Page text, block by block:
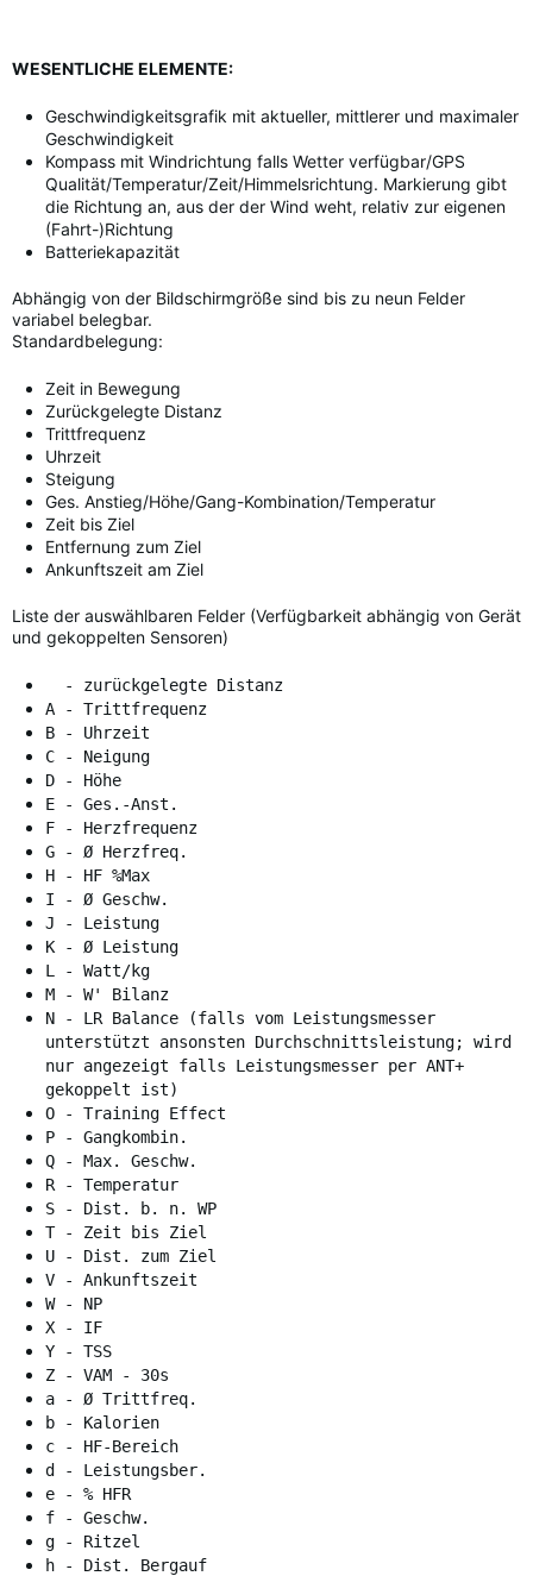
WESENTLICHE ELEMENTE:
Geschwindigkeitsgrafik mit aktueller, mittlerer und maximaler
Geschwindigkeit
Kompass mit Windrichtung falls Wetter verfügbar/GPS
Qualität/Temperatur/Zeit/Himmelsrichtung. Markierung gibt
die Richtung an, aus der der Wind weht, relativ zur eigenen
(Fahrt-)Richtung
Batteriekapazität
Abhängig von der Bildschirmgröße sind bis zu neun Felder
variabel belegbar.
Standardbelegung:
Zeit in Bewegung
Zurückgelegte Distanz
Trittfrequenz
Uhrzeit
Steigung
Ges. Anstieg/Höhe/Gang-Kombination/Temperatur
Zeit bis Ziel
Entfernung zum Ziel
Ankunftszeit am Ziel
Liste der auswählbaren Felder (Verfügbarkeit abhängig von Gerät
und gekoppelten Sensoren)
- zurückgelegte Distanz
A - Trittfrequenz
B - Uhrzeit
C - Neigung
D - Höhe
E - Ges.-Anst.
F - Herzfrequenz
G - Ø Herzfreq.
H - HF %Max
I - Ø Geschw.
J - Leistung
K - Ø Leistung
L - Watt/kg
M - W' Bilanz
N - LR Balance (falls vom Leistungsmesser
unterstützt ansonsten Durchschnittsleistung; wird
nur angezeigt falls Leistungsmesser per ANT+
gekoppelt ist)
O - Training Effect
P - Gangkombin.
Q - Max. Geschw.
R - Temperatur
S - Dist. b. n. WP
T - Zeit bis Ziel
U - Dist. zum Ziel
V - Ankunftszeit
W - NP
X - IF
Y - TSS
Z - VAM - 30s
a - Ø Trittfreq.
b - Kalorien
c - HF-Bereich
d - Leistungsber.
e - % HFR
f - Geschw.
g - Ritzel
h - Dist. Bergauf